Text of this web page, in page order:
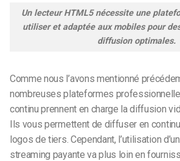
Un lecteur HTML5 nécessite une
utiliser et adaptée aux mobiles pour
diffusion optimales.
Comme nous l’avons mentionné
nombreuses plateformes
continu prennent en charge la diffusion
Ils vous permettent de diffuser en
logos de tiers. Cependant, l’utilisation
streaming payante va plus loin en